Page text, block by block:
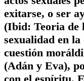
exitarse, o ser
(Ibid: Teoria de
sexualidad en la
cuestión
(Adán y Eva),